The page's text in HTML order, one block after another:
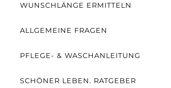
WUNSCHLÄNGE ERMITTELN
ALLGEMEINE FRAGEN
PFLEGE- & WASCHANLEITUNG
SCHÖNER LEBEN. RATGEBER